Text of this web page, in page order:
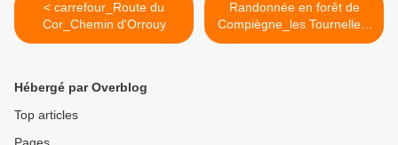
< carrefour_Route du
Cor_Chemin d'Orrouy
Randonnée en forêt de
Compiègne_les Tournelles,
Les Grueries, Champlieu >
Hébergé par Overblog
Top articles